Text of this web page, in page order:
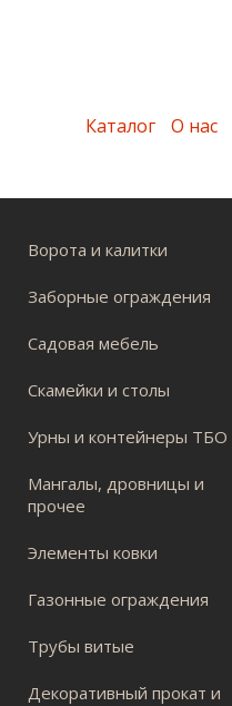
Каталог О нас
Ворота и калитки
Заборные ограждения
Садовая мебель
Скамейки и столы
Урны и контейнеры ТБО
Мангалы, дровницы и
прочее
Элементы ковки
Газонные ограждения
Трубы витые
Декоративный прокат и